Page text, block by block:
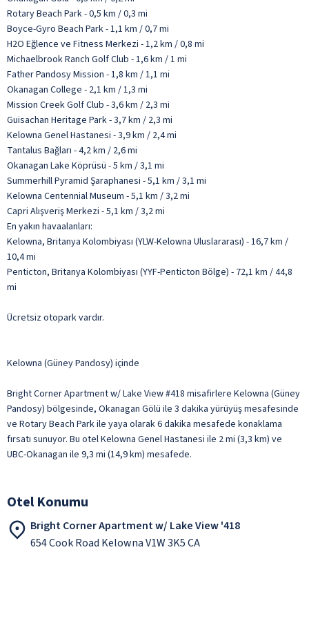
Rotary Beach Park - 0,5 km / 0,3 mi
Boyce-Gyro Beach Park - 1,1 km / 0,7 mi
H2O Eğlence ve Fitness Merkezi - 1,2 km / 0,8 mi
Michaelbrook Ranch Golf Club - 1,6 km / 1 mi
Father Pandosy Mission - 1,8 km / 1,1 mi
Okanagan College - 2,1 km / 1,3 mi
Mission Creek Golf Club - 3,6 km / 2,3 mi
Guisachan Heritage Park - 3,7 km / 2,3 mi
Kelowna Genel Hastanesi - 3,9 km / 2,4 mi
Tantalus Bağları - 4,2 km / 2,6 mi
Okanagan Lake Köprüsü - 5 km / 3,1 mi
Summerhill Pyramid Şaraphanesi - 5,1 km / 3,1 mi
Kelowna Centennial Museum - 5,1 km / 3,2 mi
Capri Alışveriş Merkezi - 5,1 km / 3,2 mi
En yakın havaalanları:
Kelowna, Britanya Kolombiyası (YLW-Kelowna Uluslararası) - 16,7 km /
10,4 mi
Penticton, Britanya Kolombiyası (YYF-Penticton Bölge) - 72,1 km / 44,8
mi
Ücretsiz otopark vardır.
Kelowna (Güney Pandosy) içinde
Bright Corner Apartment w/ Lake View #418 misafirlere Kelowna (Güney
Pandosy) bölgesinde, Okanagan Gölü ile 3 dakika yürüyüş mesafesinde
ve Rotary Beach Park ile yaya olarak 6 dakika mesafede konaklama
fırsatı sunuyor. Bu otel Kelowna Genel Hastanesi ile 2 mi (3,3 km) ve
UBC-Okanagan ile 9,3 mi (14,9 km) mesafede.
Otel Konumu
Bright Corner Apartment w/ Lake View '418
654 Cook Road Kelowna V1W 3K5 CA